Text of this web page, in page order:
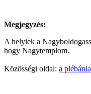
Megjegyzés:
A helyiek a
hogy Nagytemplom.
Közösségi oldal: a